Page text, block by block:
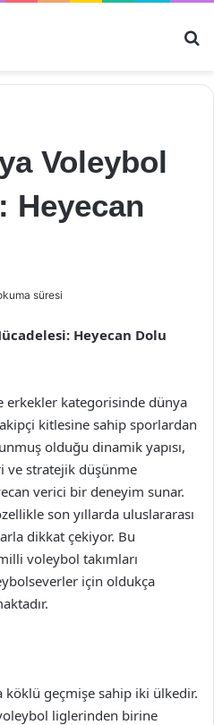
Voleybol
Heyecan
süresi
Heyecan Dolu
erkekler kategorisinde dünya
kitlesine sahip sporlardan
olduğu dinamik yapısı,
ve stratejik düşünme
verici bir deneyim sunar.
son yıllarda uluslararası
dikkat çekiyor. Bu
voleybol takımları
için oldukça
geçmişe sahip iki ülkedir.
liglerinden birine